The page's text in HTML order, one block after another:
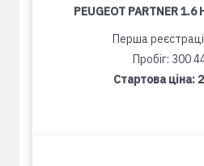
PEUGEOT PARTNER
Перша
Пробіг: 300
Стартова ціна: